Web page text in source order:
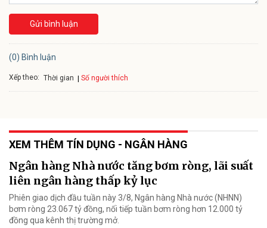
Gửi bình luận
(0) Bình luận
Xếp theo: Thời gian Số người thích
XEM THÊM TÍN DỤNG - NGÂN HÀNG
Ngân hàng Nhà nước tăng bơm ròng, lãi suất
liên ngân hàng thấp kỷ lục
Phiên giao dịch đầu tuần này 3/8, Ngân hàng Nhà nước (NHNN)
bơm ròng 23.067 tỷ đồng, nối tiếp tuần bơm ròng hơn 12.000 tỷ
đồng qua kênh thị trường mở.